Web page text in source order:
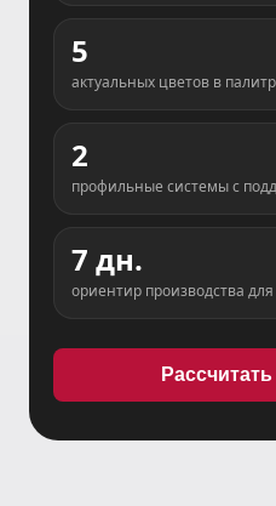
5
актуальных цветов в
2
профильные системы с
7 дн.
ориентир производства для